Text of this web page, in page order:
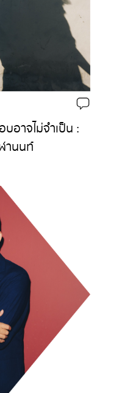
อาจไม่จำเป็น :
านนท์